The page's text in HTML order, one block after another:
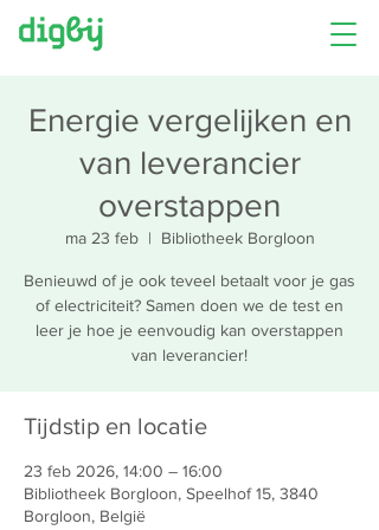
Energie vergelijken en
van leverancier
overstappen
ma 23 feb
  |
Bibliotheek Borgloon
Benieuwd of je ook teveel betaalt voor je gas
of electriciteit? Samen doen we de test en
leer je hoe je eenvoudig kan overstappen
van leverancier!
Tijdstip en locatie
23 feb 2026, 14:00 – 16:00
Bibliotheek Borgloon, Speelhof 15, 3840
Borgloon, België